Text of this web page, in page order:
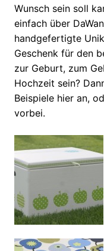
Wunsch sein soll
einfach über
handgefertigte
Geschenk für den
zur Geburt, zum
Hochzeit sein?
Beispiele hier an,
vorbei.